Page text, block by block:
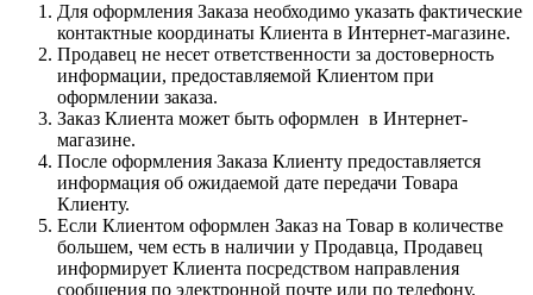
Для оформления Заказа необходимо указать фактические
контактные координаты Клиента в Интернет-магазине.
Продавец не несет ответственности за достоверность
информации, предоставляемой Клиентом при
оформлении заказа.
Заказ Клиента может быть оформлен в Интернет-
магазине.
После оформления Заказа Клиенту предоставляется
информация об ожидаемой дате передачи Товара
Клиенту.
Если Клиентом оформлен Заказ на Товар в количестве
большем, чем есть в наличии у Продавца, Продавец
информирует Клиента посредством направления
сообщения по электронной почте или по телефону,